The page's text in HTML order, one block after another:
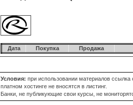
Дата Покупка Продажа
Условия: при использовании материалов ссылка
платном хостинге не вносятся в листинг.
Банки, не публикующие свои курсы, не